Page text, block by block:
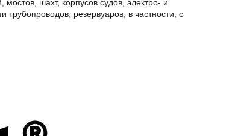
шахт, корпусов судов, электро- и
резервуаров, в частности, с